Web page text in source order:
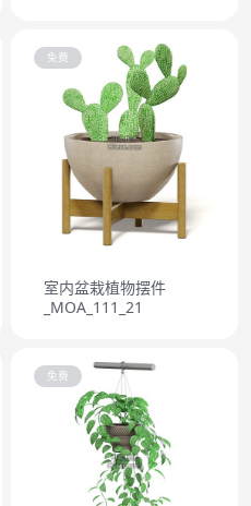
免费
室内盆栽植物摆件
_MOA_111_21
免费